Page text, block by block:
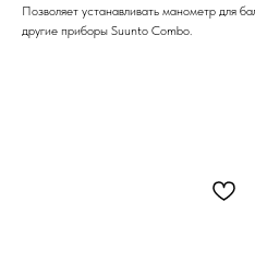
Позволяет устанавливать манометр для
другие приборы Suunto Combo.